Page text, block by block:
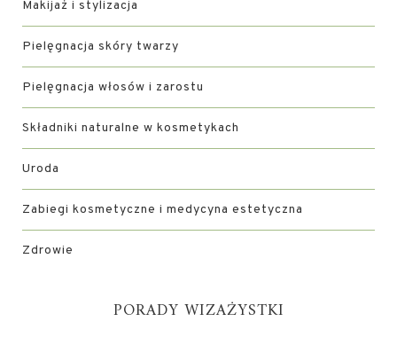
Makijaż i stylizacja
Pielęgnacja skóry twarzy
Pielęgnacja włosów i zarostu
Składniki naturalne w kosmetykach
Uroda
Zabiegi kosmetyczne i medycyna estetyczna
Zdrowie
PORADY WIZAŻYSTKI